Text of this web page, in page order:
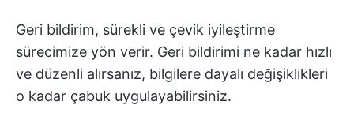
Geri bildirim, sürekli ve çevik iyileştirme
sürecimize yön verir. Geri bildirimi ne kadar hızlı
ve düzenli alırsanız, bilgilere dayalı değişiklikleri
o kadar çabuk uygulayabilirsiniz.